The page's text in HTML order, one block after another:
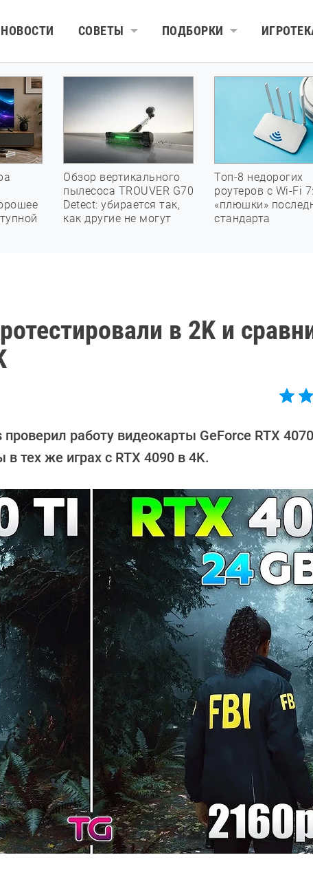
НОВОСТИ СОВЕТЫ ПОДБОРКИ
Обзор вертикального
пылесоса TROUVER G70
Detect: убирается так,
как другие не могут
Топ-8 недорогих
роутеров с Wi-Fi
«плюшки»
стандарта
в 2K и
работу видеокарты GeForce RTX
тех же играх с RTX 4090 в 4K.